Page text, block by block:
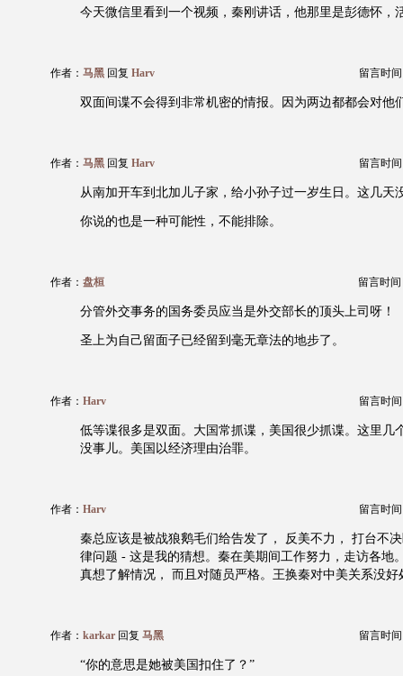
今天微信里看到一个视频，秦刚讲话，他那里是彭德怀，
作者： 马黑 回复 Harv 留言时间
双面间谍不会得到非常机密的情报。因为两边都都会对他
作者： 马黑 回复 Harv 留言时间
从南加开车到北加儿子家，给小孙子过一岁生日。这几天
你说的也是一种可能性，不能排除。
作者： 盘桓 留言时间
分管外交事务的国务委员应当是外交部长的顶头上司呀！
圣上为自己留面子已经留到毫无章法的地步了。
作者： Harv 留言时间
低等谍很多是双面。大国常抓谍，美国很少抓谍。这里几
没事儿。美国以经济理由治罪。
作者： Harv 留言时间
秦总应该是被战狼鹅毛们给告发了， 反美不力， 打台不
律问题 - 这是我的猜想。秦在美期间工作努力，走访各地
真想了解情况， 而且对随员严格。王换秦对中美关系没好
作者： karkar 回复 马黑 留言时间
“你的意思是她被美国扣住了？”